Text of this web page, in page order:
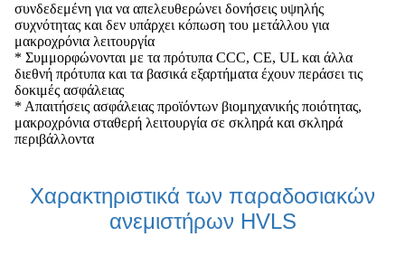
συνδεδεμένη για να απελευθερώνει δονήσεις υψηλής
συχνότητας και δεν υπάρχει κόπωση του μετάλλου για
μακροχρόνια λειτουργία
* Συμμορφώνονται με τα πρότυπα CCC, CE, UL και άλλα
διεθνή πρότυπα και τα βασικά εξαρτήματα έχουν περάσει τις
δοκιμές ασφάλειας
* Απαιτήσεις ασφάλειας προϊόντων βιομηχανικής ποιότητας,
μακροχρόνια σταθερή λειτουργία σε σκληρά και σκληρά
περιβάλλοντα
Χαρακτηριστικά των παραδοσιακών
ανεμιστήρων HVLS